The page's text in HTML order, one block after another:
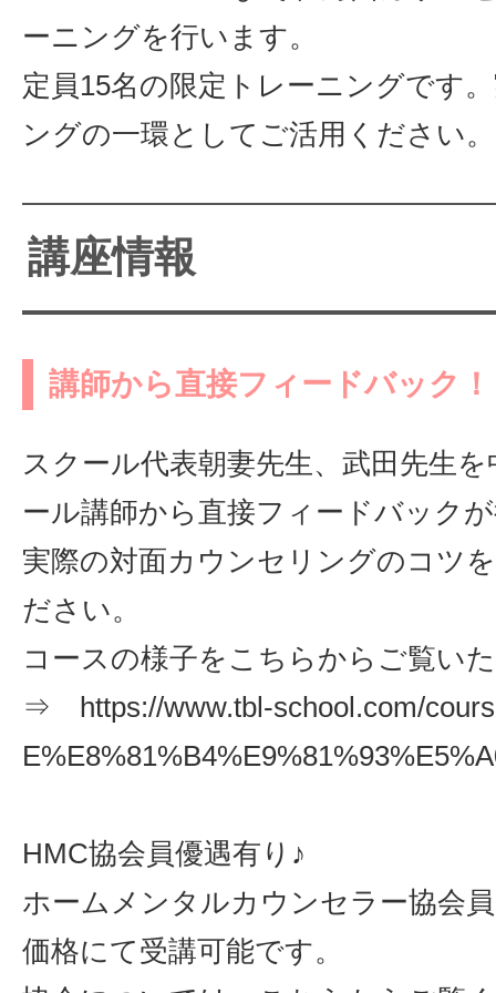
ーニングを行います。
定員15名の限定トレーニングです
ングの一環としてご活用ください。
講座情報
講師から直接フィードバック！
スクール代表朝妻先生、武田先生
ール講師から直接フィードバック
実際の対面カウンセリングのコツ
ださい。
コースの様子をこちらからご覧
⇒ https://www.tbl-school.com/
HMC協会員優遇有り♪
ホームメンタルカウンセラー協会
価格にて受講可能です。